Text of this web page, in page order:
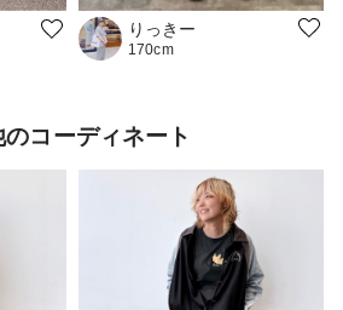
りっきー
170cm
コーディネート